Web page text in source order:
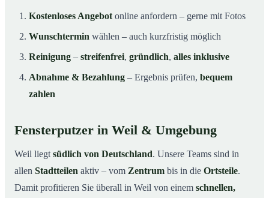
Kostenloses Angebot online anfordern – gerne mit Fotos
Wunschtermin wählen – auch kurzfristig möglich
Reinigung – streifenfrei, gründlich, alles inklusive
Abnahme & Bezahlung – Ergebnis prüfen, bequem
zahlen
Fensterputzer in Weil & Umgebung
Weil liegt südlich von Deutschland. Unsere Teams sind in
allen Stadtteilen aktiv – vom Zentrum bis in die Ortsteile.
Damit profitieren Sie überall in Weil von einem schnellen,